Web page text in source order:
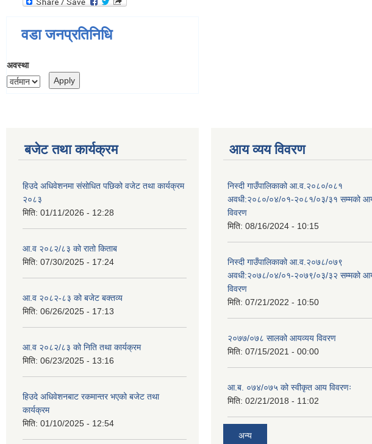
वडा जनप्रतिनिधि
अवस्था
बजेट तथा कार्यक्रम
हिउदे अधिवेशनमा संसोधित पछिको वजेट तथा कार्यक्रम
२०८३
मिति: 01/11/2026 - 12:28
आ.व २०८२/८३ को रातो किताब
मिति: 07/30/2025 - 17:24
आ.व २०८२-८३ को बजेट बक्तव्य
मिति: 06/26/2025 - 17:13
आ.व २०८२/८३ को निति तथा कार्यक्रम
मिति: 06/23/2025 - 13:16
हिउदे अधिवेशनबाट रकमान्तर भएको बजेट तथा
कार्यक्रम
मिति: 01/10/2025 - 12:54
आय व्यय विवरण
निस्दी गाउँपालिकाको आ.व.२०८०/०८१
अवधी:२०८०/०४/०१-२०८१/०३/३१ सम्मको
विवरण
मिति: 08/16/2024 - 10:15
निस्दी गाउँपालिकाको आ.व.२०७८/०७९
अवधी:२०७८/०४/०१-२०७९/०३/३२ सम्मको
विवरण
मिति: 07/21/2022 - 10:50
२०७७/०७८ सालको आयव्यय विवरण
मिति: 07/15/2021 - 00:00
आ.ब. ०७४/०७५ को स्वीकृत आय विवरणः
मिति: 02/21/2018 - 11:02
अन्य